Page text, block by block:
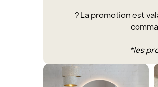
? La promotion est
*les